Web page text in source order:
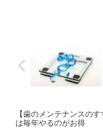
【歯のメンテナンスの
は毎年やるのがお得